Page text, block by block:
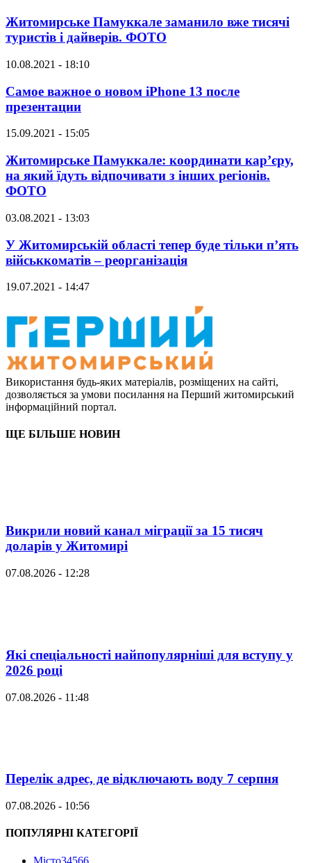
Житомирське Памуккале заманило вже тисячі
туристів і дайверів. ФОТО
10.08.2021 - 18:10
Самое важное о новом iPhone 13 после
презентации
15.09.2021 - 15:05
Житомирське Памуккале: координати кар’єру,
на який їдуть відпочивати з інших регіонів.
ФОТО
03.08.2021 - 13:03
У Житомирській області тепер буде тільки п’ять
військкоматів – реорганізація
19.07.2021 - 14:47
Використання будь-яких матеріалів, розміщених на сайті,
дозволяється за умови посилання на Перший житомирський
інформаційний портал.
ЩЕ БІЛЬШЕ НОВИН
Викрили новий канал міграції за 15 тисяч
доларів у Житомирі
07.08.2026 - 12:28
Які спеціальності найпопулярніші для вступу у
2026 році
07.08.2026 - 11:48
Перелік адрес, де відключають воду 7 серпня
07.08.2026 - 10:56
ПОПУЛЯРНІ КАТЕГОРІЇ
Місто34566